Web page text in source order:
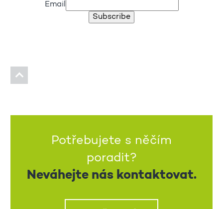
Email
Subscribe
Potřebujete s něčím
poradit?
Neváhejte nás kontaktovat.